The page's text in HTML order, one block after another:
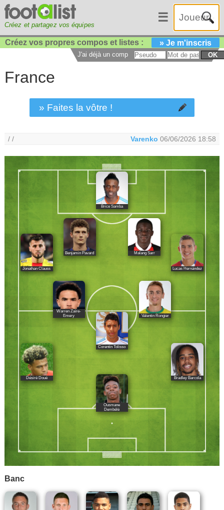
Créez et partagez vos équipes
☰
Créez vos propres compos et listes : » Je m'inscris
J'ai déjà un compte : OK
France
» Faites la vôtre !
/ / Varenko 06/06/2026 18:58
Brice Samba
Jonathan Clauss
Benjamin Pavard Malang Sarr
Lucas Hernández
Warren Zaïre-
Emery
Valentin Rongier
Corentin Tolisso
Bradley Barcola
Désiré Doué
Ousmane
Dembélé
Banc